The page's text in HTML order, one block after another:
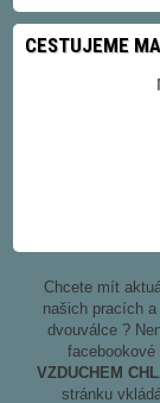
CESTUJEME
Chcete mít
našich pracích
dvouválce ?
facebookové
VZDUCHEM
stránku